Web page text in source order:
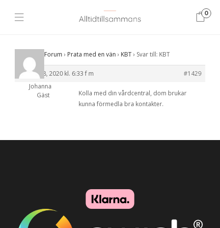
0
Forum › Prata med en vän › KBT› Svar till: KBT
oktober 8, 2020 kl. 6:33 f m
#1429
Johanna
Gäst
Kolla med din vårdcentral, dom brukar
kunna förmedla bra kontakter.